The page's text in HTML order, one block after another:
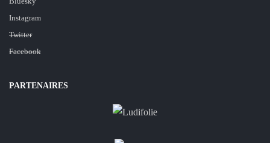
Instagram
Twitter
Facebook
PARTENAIRES